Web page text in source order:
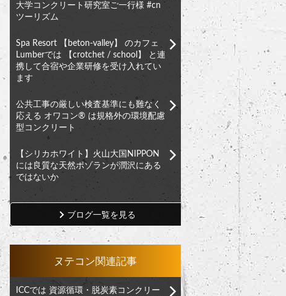
大学コンクリート研究室ご一行様 #cn
ツーリズム
Spa Resort 【beton-valley】 のカフェ
Lumberでは 【crotchet / school】 と連
携して合宿や企業研修を受け入れてい
ます
公共工事の厳しい検査基準にも難なく
応える オワコン®︎ は規格外の環境配慮
型コンクリート
【シリカホワイト】火山大国NIPPON
には良質な天然ポゾランが潤沢にある
ではないか
ブログ一覧を見る
ヌテコン関連記事
ICCでは 資源循環・脱炭素コンクリー